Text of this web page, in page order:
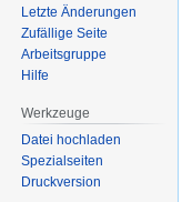
Letzte Änderungen
Zufällige Seite
Arbeitsgruppe
Hilfe
Werkzeuge
Datei hochladen
Spezialseiten
Druckversion